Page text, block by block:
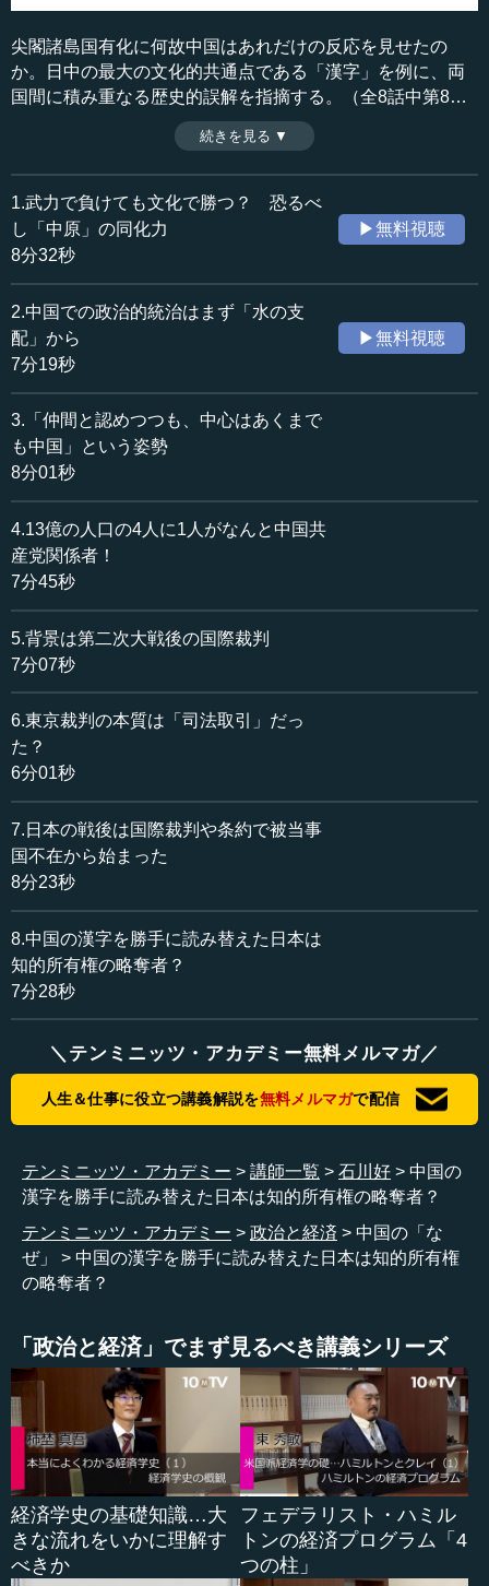
尖閣諸島国有化に何故中国はあれだけの反応を見せたの
か。日中の最大の文化的共通点である「漢字」を例に、両
国間に積み重なる歴史的誤解を指摘する。（全8話中第8
収録日：2013年8月5日
追加日：2014年2月24日
カテゴリー：
文化・芸術
●中国の漢字を勝手に読みかえて使用した日本
前回、「なぜ日中関係は上手く行かないのか」というテ
た。今回は、文化的な側面からもこれをさらに考えてみた
いと思います。
ご存知のように、中国と日本の文化的な最大の共通点
は、「漢字」という中国発の言葉を日本人、日本文化が多
く使っているということなのです。
形というのは、秦の始皇帝の時代に文字が統一されて、変
遷を経ていまの略字的な漢字になるまで非常に長い時間が
かかっていますが、とにかく漢字は漢字としてある。
しかし一方で、日本は実は、一つの民族でありながら、
日本書記や古事記が突然、文字を使って出てきた。日本と
いう国の存在は既に紀元前から魏志倭人伝のなかに出てく
るわけです。邪馬台国という名前で卑弥呼とか、そういう
のが出てきています。
ところが、どんな民族でもそうですが、一つの文字を持
して、いまの文字になっていくのですが、日本は突如とし
て、古事記や日本書紀で、漢字で世界史、歴史にデビュー
するわけです。つまり、日本という国があるということ
は、それよりも数百年も前に中国の歴史書に出てくるので
ところがそれが問題で、渡来人が持ってきた漢字を何と
か中国で使われているような読みではなくて、中国で使わ
れている意味と、その時代の日本で使われている意味の両
す。つまり、言ってみれば、文明や文化が一番苦労するの
は、どうすれば文字を持てるのかということで、日本列島
に住む日本人たちは中国の文字を自分のものにして、勝手
に読みかえてしまった。ある意味で、今風に言えば、「知
的所有権の最大の略奪者」という言い方ができると思いま
●自分流に加工してきた日本の歴史は今日まで続いて
いる
問題はそこにあって、そこから先、日本はどうしても中
国の文字を使いながらも違う読み方をすると同時に、それ
を超えたものをつくらなければいけないということで、の
ちに平仮名や片仮名というものを入れ込んで、日本語とい
うものをつくった。つまり、「漢字から離脱する」という
続きを見る ▼
1.武力で負けても文化で勝つ？ 恐るべ
し「中原」の同化力
8分32秒
▶無料視聴
2.中国での政治的統治はまず「水の支
配」から
7分19秒
▶無料視聴
3.「仲間と認めつつも、中心はあくまで
も中国」という姿勢
8分01秒
4.13億の人口の4人に1人がなんと中国共
産党関係者！
7分45秒
5.背景は第二次大戦後の国際裁判
7分07秒
6.東京裁判の本質は「司法取引」だっ
た？
6分01秒
7.日本の戦後は国際裁判や条約で被当事
国不在から始まった
8分23秒
8.中国の漢字を勝手に読み替えた日本は
知的所有権の略奪者？
7分28秒
＼テンミニッツ・アカデミー無料メルマガ／
人生＆仕事に役立つ講義解説を無料メルマガで配信
テンミニッツ・アカデミー 講師一覧 石川好
中国の
漢字を勝手に読み替えた日本は知的所有権の略奪者？
テンミニッツ・アカデミー
政治と経済
中国の「な
ぜ」
中国の漢字を勝手に読み替えた日本は知的所有権
の略奪者？
「政治と経済」でまず見るべき講義シリーズ
経済学史の基礎知識…大
きな流れをいかに理解す
べきか
フェデラリスト・ハミル
トンの経済プログラム「4
つの柱」